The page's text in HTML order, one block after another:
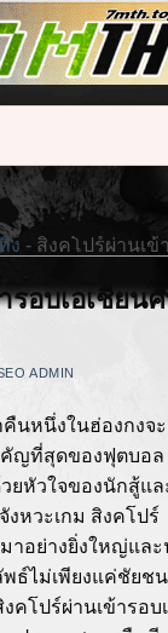
ง - สิงคโปร์ผ่านเข้
รอบเอเชียน
ADMIN
นหนึ่งในฮ่องกงจะ
คัญที่สุดของฟุตบอล
ยหัวใจของนักสู้แล
หวะเกม สิงคโปร์
อย่างยิ่งใหญ่และ
พธ์ไม่เพียงแค่ชัยช
โปร์ผ่านเข้ารอบ